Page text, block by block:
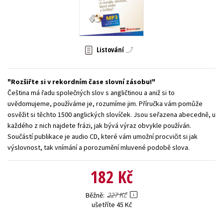
Zahraniční literatura
Všechny tituly
Listování
Rozšiřte si v rekordním čase slovní zásobu!
Čeština má řadu společných slov s angličtinou a aniž si to
uvědomujeme, používáme je, rozumíme jim. Příručka vám pomůže
osvěžit si těchto 1500 anglických slovíček. Jsou seřazena abecedně, u
každého z nich najdete frázi, jak bývá výraz obvykle používán.
Součástí publikace je audio CD, které vám umožní procvičit si jak
výslovnost, tak vnímání a porozumění mluvené podobě slova.
182 Kč
Běžně 227 Kč
ušetříte 45 Kč